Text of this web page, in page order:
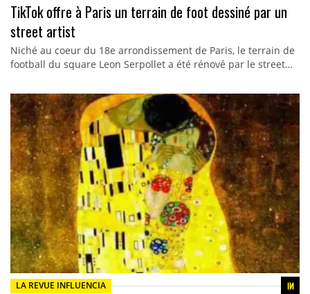
TikTok offre à Paris un terrain de foot dessiné par un
street artist
Niché au coeur du 18e arrondissement de Paris, le terrain de
football du square Leon Serpollet a été rénové par le street…
LA REVUE INFLUENCIA